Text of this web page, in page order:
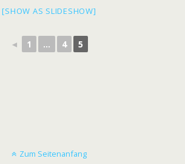
[SHOW AS SLIDESHOW]
◄ 1 ... 4 5
Zum Seitenanfang